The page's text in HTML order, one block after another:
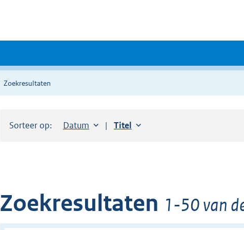
Zoekresultaten
Sorteer op: Sorteer op:
Datum aflopendSorteer op:
Titel oplopend
Zoekresultaten 1-50 van